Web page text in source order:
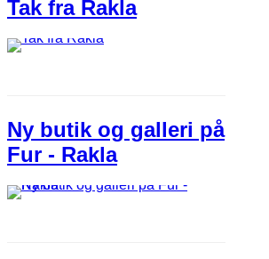
Tak fra Rakla
Ny butik og galleri på
Fur - Rakla